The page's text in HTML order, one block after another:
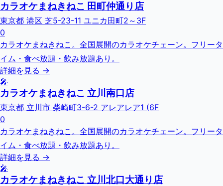
カラオケまねきねこ 田町仲通り店
東京都 港区 芝5-23-11 ユニカ田町2～3F
0
カラオケまねきねこ。全国展開のカラオケチェーン。フリータ
イム・食べ放題・飲み放題あり。
詳細を見る →
🎤
カラオケまねきねこ 立川南口店
東京都 立川市 柴崎町3-6-2 アレアレア1 (6F
0
カラオケまねきねこ。全国展開のカラオケチェーン。フリータ
イム・食べ放題・飲み放題あり。
詳細を見る →
🎤
カラオケまねきねこ 立川北口大通り店